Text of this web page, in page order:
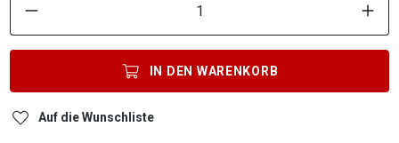
IN DEN WARENKORB
Auf die Wunschliste